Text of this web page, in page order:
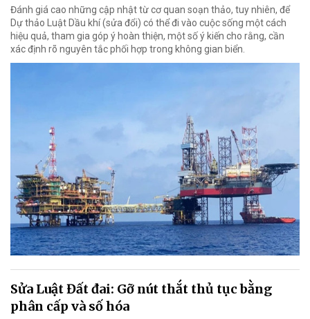
Đánh giá cao những cập nhật từ cơ quan soạn thảo, tuy nhiên, để
Dự thảo Luật Dầu khí (sửa đổi) có thể đi vào cuộc sống một cách
hiệu quả, tham gia góp ý hoàn thiện, một số ý kiến cho rằng, cần
xác định rõ nguyên tắc phối hợp trong không gian biển.
Sửa Luật Đất đai: Gỡ nút thắt thủ tục bằng
phân cấp và số hóa